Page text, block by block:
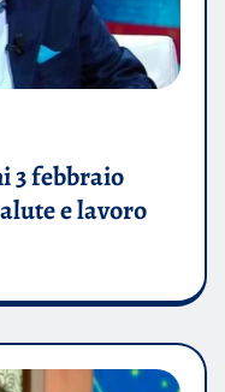
3 febbraio
e lavoro